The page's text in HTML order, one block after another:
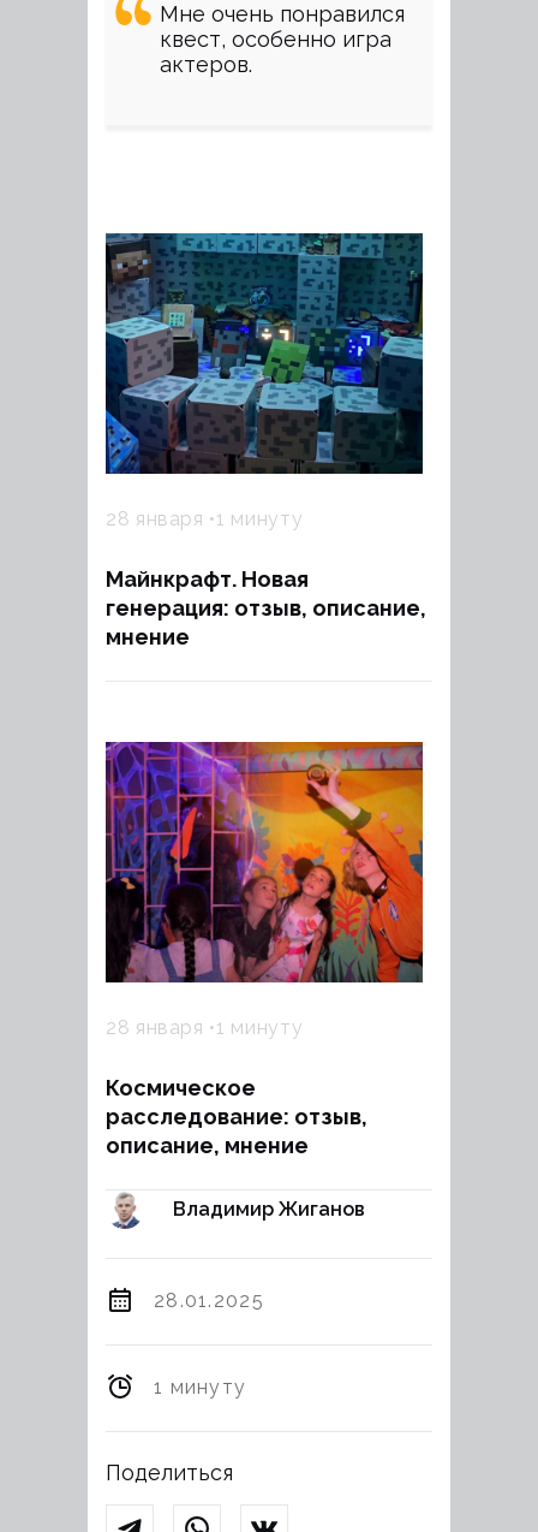
Владимир Жиганов
28.01.2025
1 минуту
Поделиться
Мне очень понравился
квест, особенно игра
актеров.
28 января 1 минуту
Майнкрафт. Новая
генерация: отзыв, описание,
мнение
28 января 1 минуту
Космическое
расследование: отзыв,
описание, мнение